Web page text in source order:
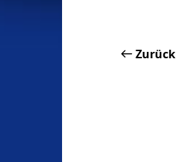
Zurück